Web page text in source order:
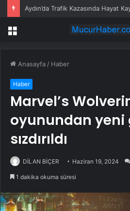
Aydın’da Trafik Kazasında Hayat
Menü
Anasayfa / Haber
Haber
Marvel’s
oyunundan yeni
sızdırıldı
DİLAN BİÇER Haziran 19, 2024
1 dakika okuma süresi